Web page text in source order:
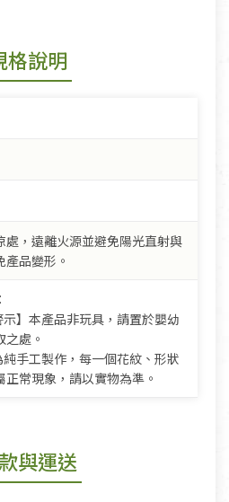
格說明
處，遠離火源並避免陽光直射與
產品變形。
示】本產品非玩具，請置於嬰幼
之處。
純手工製作，每一個花紋、形狀
正常現象，請以實物為準。
與運送